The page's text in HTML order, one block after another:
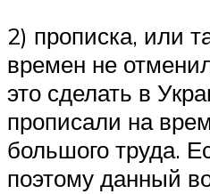
2) прописка, или
времен не
это сделать в
прописали на
большого труда.
поэтому данный